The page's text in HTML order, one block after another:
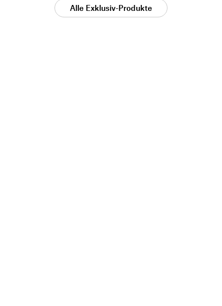
Alle Exklusiv-Produkte